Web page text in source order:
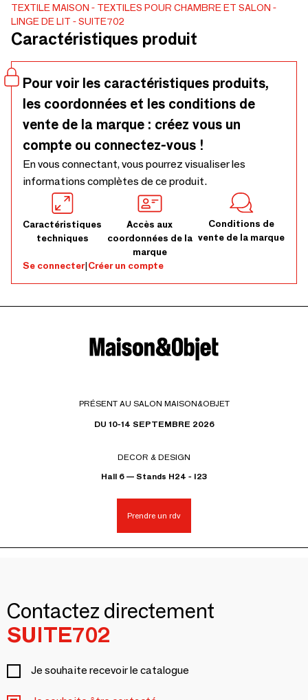
TEXTILE MAISON
TEXTILES POUR CHAMBRE ET SALON
LINGE DE LIT
SUITE702
Caractéristiques produit
Pour voir les caractéristiques produits,
les coordonnées et les conditions de
vente de la marque : créez vous un
compte ou connectez-vous !
En vous connectant, vous pourrez visualiser les
informations complètes de ce produit.
Caractéristiques
techniques
Accès aux
coordonnées de la
marque
Conditions de
vente de la marque
Se connecter|Créer un compte
PRÉSENT AU SALON MAISON&OBJET
DU 10-14 SEPTEMBRE 2026
DECOR & DESIGN
Hall 6 — Stands H24 - I23
Prendre un rdv
Contactez directement
SUITE702
Je souhaite recevoir le catalogue